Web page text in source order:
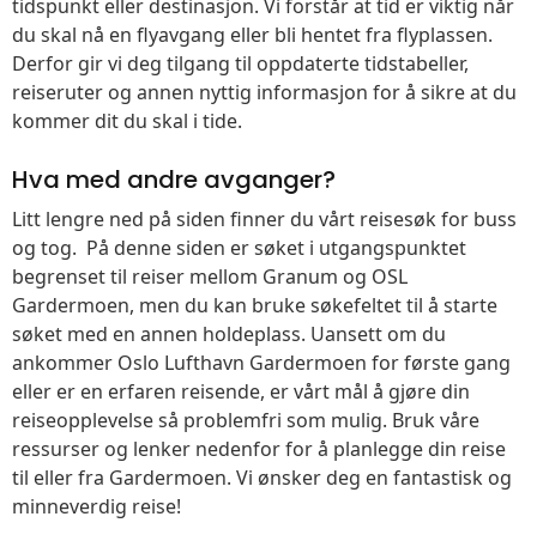
tidspunkt eller destinasjon. Vi forstår at tid er viktig når
du skal nå en flyavgang eller bli hentet fra flyplassen.
Derfor gir vi deg tilgang til oppdaterte tidstabeller,
reiseruter og annen nyttig informasjon for å sikre at du
kommer dit du skal i tide.
Hva med andre avganger?
Litt lengre ned på siden finner du vårt reisesøk for buss
og tog. På denne siden er søket i utgangspunktet
begrenset til reiser mellom Granum og OSL
Gardermoen, men du kan bruke søkefeltet til å starte
søket med en annen holdeplass. Uansett om du
ankommer Oslo Lufthavn Gardermoen for første gang
eller er en erfaren reisende, er vårt mål å gjøre din
reiseopplevelse så problemfri som mulig. Bruk våre
ressurser og lenker nedenfor for å planlegge din reise
til eller fra Gardermoen. Vi ønsker deg en fantastisk og
minneverdig reise!